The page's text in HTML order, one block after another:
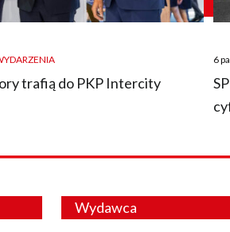
trafią do PKP Intercity
on
6
Wydawca